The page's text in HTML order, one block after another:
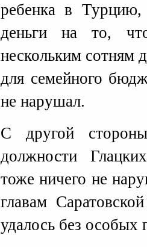
ребенка в
деньги на то,
нескольким сотням
для семейного
не нарушал.
С другой
должности
тоже ничего не
главам
удалось без особых